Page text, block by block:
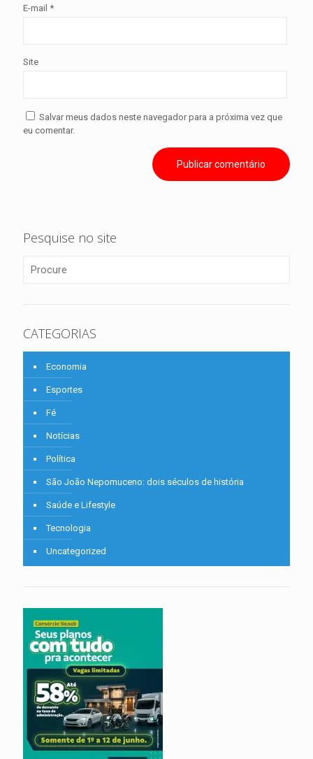
E-mail *
Site
Salvar meus dados neste navegador para a próxima vez que
eu comentar.
Pesquise no site
CATEGORIAS
Economia
Esportes
Fé
Notícias
Política
São João Nepomuceno: dois séculos de história
Saúde e Lifestyle
Tecnologia
Uncategorized